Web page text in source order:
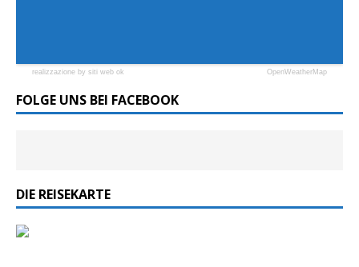
realizzazione by siti web ok OpenWeatherMap
FOLGE UNS BEI FACEBOOK
DIE REISEKARTE